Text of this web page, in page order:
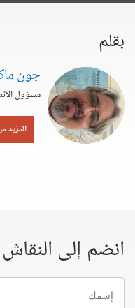
بقلم
جون
مسؤول
المزيد
انضم إلى النقاش
إسمك